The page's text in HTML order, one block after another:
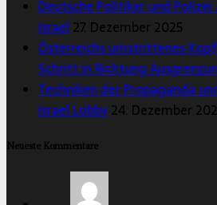
Deutsche Politiker und
Israel 27. Dezember 2025
Österreichs umstrittenes
Schritt in Richtung
Techniken der Propaganda
Israel Lobby24. Dezember
Neueste Kommentare